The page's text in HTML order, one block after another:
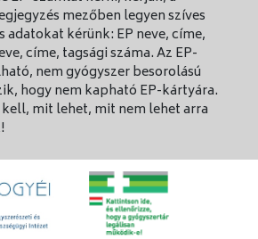
mezőben legyen szíves
adatokat kérünk: EP neve, címe,
címe, tagsági száma. Az EP-
nem gyógyszer besorolású
hogy nem kapható EP-kártyára.
mit lehet, mit nem lehet arra